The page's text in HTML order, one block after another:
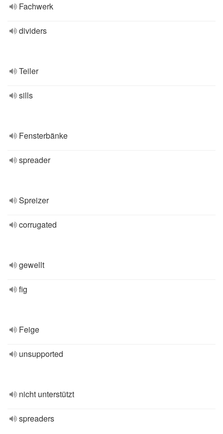
Fachwerk
dividers
Teiler
sills
Fensterbänke
spreader
Spreizer
corrugated
gewellt
fig
Feige
unsupported
nicht unterstützt
spreaders